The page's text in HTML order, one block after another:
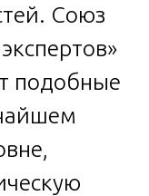
Союз
подобные